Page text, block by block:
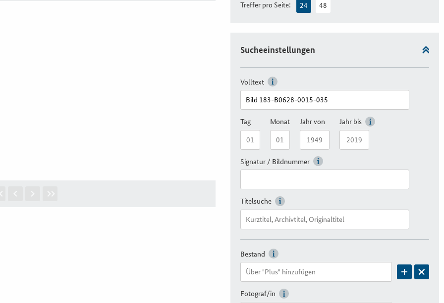
Treffer pro Seite: 24 48
Sucheeinstellungen
Volltext
Tag Monat Jahr von Jahr bis
Signatur / Bildnummer
Titelsuche
Bestand
Fotograf/in